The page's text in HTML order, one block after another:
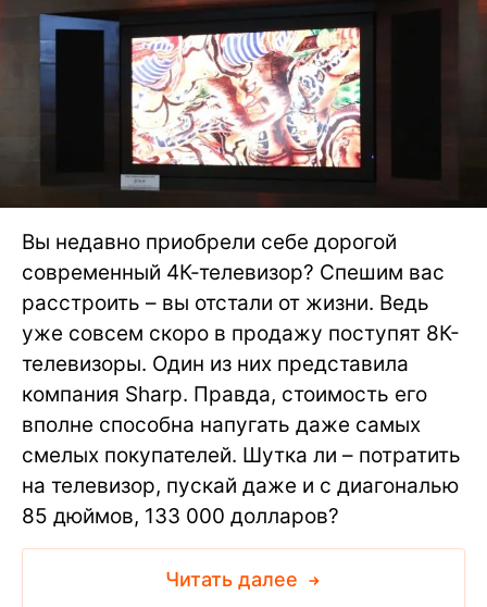
Вы недавно приобрели себе дорогой
современный 4К-телевизор? Спешим вас
расстроить – вы отстали от жизни. Ведь
уже совсем скоро в продажу поступят 8К-
телевизоры. Один из них представила
компания Sharp. Правда, стоимость его
вполне способна напугать даже самых
смелых покупателей. Шутка ли – потратить
на телевизор, пускай даже и с диагональю
85 дюймов, 133 000 долларов?
Читать далее